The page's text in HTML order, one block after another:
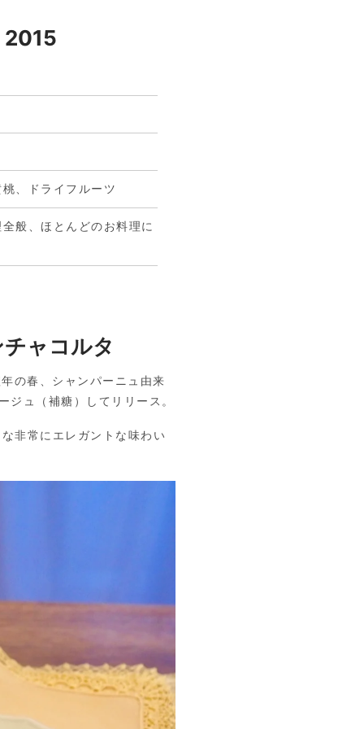
2015
、ドライフルーツ
般、ほとんどのお料理に
ャコルタ
の春、シャンパーニュ由来
ュ（補糖）してリリース。
非常にエレガントな味わい